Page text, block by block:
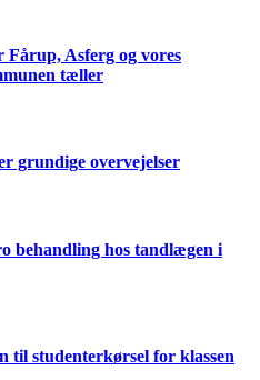
Fårup, Asferg og vores
tæller
grundige overvejelser
behandling hos tandlægen i
til studenterkørsel for klassen